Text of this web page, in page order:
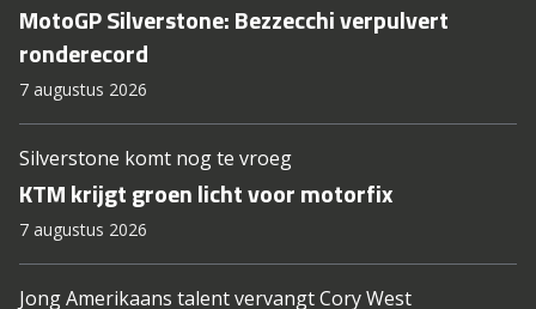
MotoGP Silverstone: Bezzecchi verpulvert
ronderecord
7 augustus 2026
Silverstone komt nog te vroeg
KTM krijgt groen licht voor motorfix
7 augustus 2026
Jong Amerikaans talent vervangt Cory West